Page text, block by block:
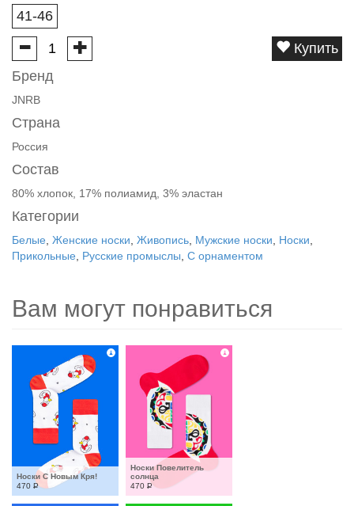
41-46
Купить
Бренд
JNRB
Страна
Россия
Состав
80% хлопок, 17% полиамид, 3% эластан
Категории
Белые Женские носки Живопись Мужские носки Носки
Прикольные
Русские промыслы С орнаментом
Вам могут понравиться
Носки С Новым Кря!
470 Р
Носки Повелитель
солнца
470 Р